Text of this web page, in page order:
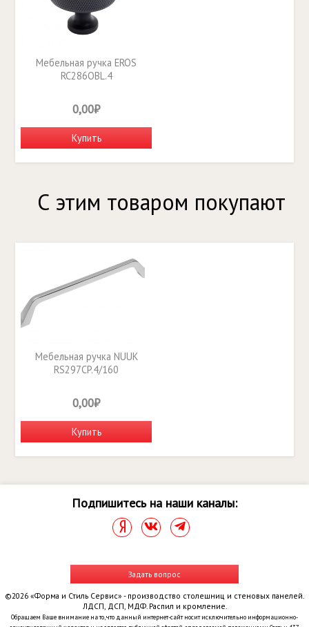
Мебельная ручка EROS
RC286OBL.4
0,00₽
Купить
С этим товаром покупают
Мебельная ручка NUUK
RS297CP.4/160
0,00₽
Купить
Подпишитесь на наши каналы:
Задать вопрос
©2026 «Форма и Стиль Сервис» - производство столешниц и стеновых панелей.
ЛДСП, ДСП, МДФ. Распил и кромление.
Обращаем Ваше внимание на то, что данный интернет-сайт носит исключительно информационно-